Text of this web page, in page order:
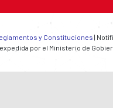
y Constituciones |
por el Ministerio de